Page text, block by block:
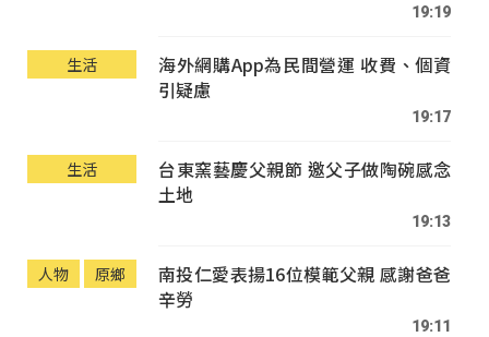
19:19
生活
海外網購App為民間營運 收費、個資
引疑慮
19:17
生活
台東窯藝慶父親節 邀父子做陶碗感念
土地
19:13
人物 原鄉
南投仁愛表揚16位模範父親 感謝爸爸
辛勞
19:11